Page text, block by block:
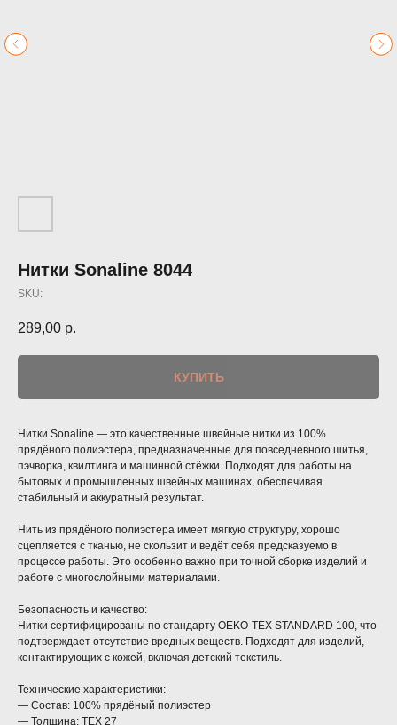
Нитки Sonaline 8044
SKU:
289,00 р.
КУПИТЬ
Нитки Sonaline — это качественные швейные нитки из 100%
прядёного полиэстера, предназначенные для повседневного шитья,
пэчворка, квилтинга и машинной стёжки. Подходят для работы на
бытовых и промышленных швейных машинах, обеспечивая
стабильный и аккуратный результат.
Нить из прядёного полиэстера имеет мягкую структуру, хорошо
сцепляется с тканью, не скользит и ведёт себя предсказуемо в
процессе работы. Это особенно важно при точной сборке изделий и
работе с многослойными материалами.
Безопасность и качество:
Нитки сертифицированы по стандарту OEKO-TEX STANDARD 100, что
подтверждает отсутствие вредных веществ. Подходят для изделий,
контактирующих с кожей, включая детский текстиль.
Технические характеристики:
— Состав: 100% прядёный полиэстер
— Толщина: TEX 27